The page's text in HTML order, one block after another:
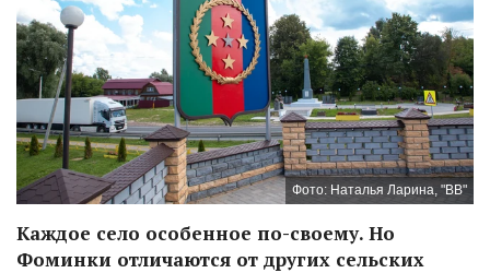
Фото: Наталья Ларина, "ВВ"
Каждое село особенное по-своему. Но
Фоминки отличаются от других сельских